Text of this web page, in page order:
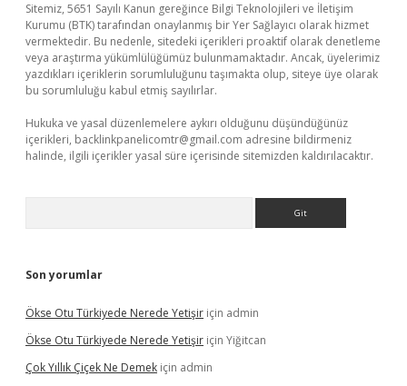
Sitemiz, 5651 Sayılı Kanun gereğince Bilgi Teknolojileri ve İletişim
Kurumu (BTK) tarafından onaylanmış bir Yer Sağlayıcı olarak hizmet
vermektedir. Bu nedenle, sitedeki içerikleri proaktif olarak denetleme
veya araştırma yükümlülüğümüz bulunmamaktadır. Ancak, üyelerimiz
yazdıkları içeriklerin sorumluluğunu taşımakta olup, siteye üye olarak
bu sorumluluğu kabul etmiş sayılırlar.
Hukuka ve yasal düzenlemelere aykırı olduğunu düşündüğünüz
içerikleri, backlinkpanelicomtr@gmail.com adresine bildirmeniz
halinde, ilgili içerikler yasal süre içerisinde sitemizden kaldırılacaktır.
Son yorumlar
Ökse Otu Türkiyede Nerede Yetişir için admin
Ökse Otu Türkiyede Nerede Yetişir için Yiğitcan
Çok Yıllık Çiçek Ne Demek için admin